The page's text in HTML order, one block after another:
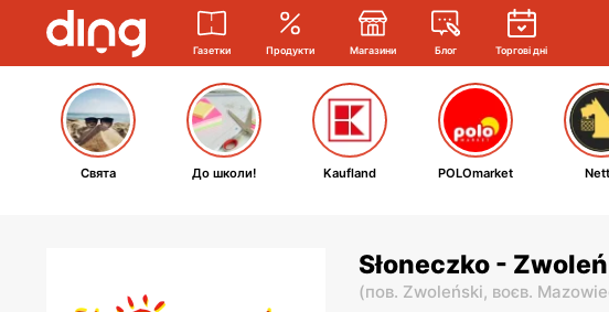
Газетки Продукти Магазини Блог Торгові дні
Свята До школи! Kaufland POLOmarket
Słoneczko -
(пов. Zwoleński, воєв.